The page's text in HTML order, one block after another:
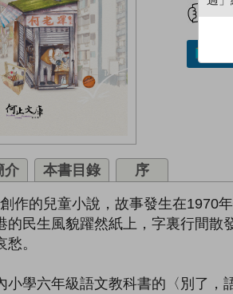
介 本書目錄 序
作的兒童小說，故事發生在1970
的民生風貌躍然紙上，字裏行間
。
小學六年級語文教科書的〈別了，